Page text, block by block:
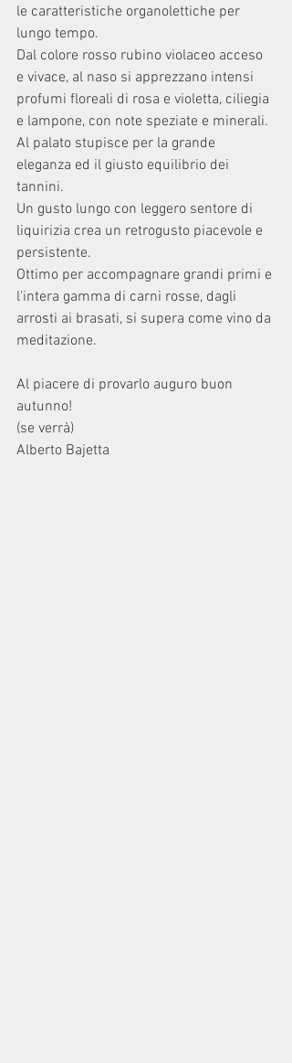
le caratteristiche organolettiche per
lungo tempo.
Dal colore rosso rubino violaceo acceso
e vivace, al naso si apprezzano intensi
profumi floreali di rosa e violetta, ciliegia
e lampone, con note speziate e minerali.
Al palato stupisce per la grande
eleganza ed il giusto equilibrio dei
tannini.
Un gusto lungo con leggero sentore di
liquirizia crea un retrogusto piacevole e
persistente.
Ottimo per accompagnare grandi primi e
l'intera gamma di carni rosse, dagli
arrosti ai brasati, si supera come vino da
meditazione.
Al piacere di provarlo auguro buon
autunno!
(se verrà)
Alberto Bajetta